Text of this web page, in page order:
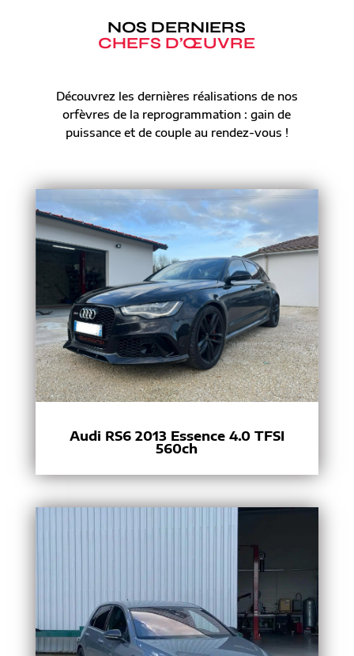
NOS DERNIERS
CHEFS D’ŒUVRE
Découvrez les dernières réalisations de nos
orfèvres de la reprogrammation : gain de
puissance et de couple au rendez-vous !
Audi RS6 2013 Essence 4.0 TFSI
560ch